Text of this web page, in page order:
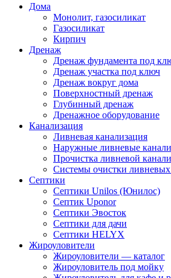
Дома
Монолит, газосиликат
Газосиликат
Кирпич
Дренаж
Дренаж фундамента под
Дренаж участка под ключ
Дренаж вокруг дома
Поверхностный дренаж
Глубинный дренаж
Дренажное оборудование
Канализация
Ливневая канализация
Наружные ливневые
Прочистка ливневой
Системы очистки ливневых
Септики
Септики Unilos (Юнилос)
Септик Uponor
Септики Эвосток
Септики для дачи
Септики HELYX
Жироуловители
Жироуловители — каталог
Жироуловитель под мойку